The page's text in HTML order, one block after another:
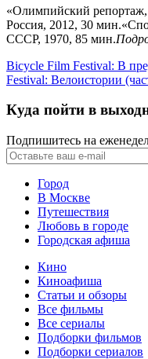
«Олимпийский
Россия, 2012, 30
СССР, 1970, 85 мин.
Bicycle Film Festival: В
Festival: Велоистории
Куда пойти в
Подпишитесь на
Город
В Москве
Путешествия
Любовь в городе
Городская афиша
Кино
Киноафиша
Статьи и обзоры
Все фильмы
Все сериалы
Подборки фильмов
Подборки сериалов